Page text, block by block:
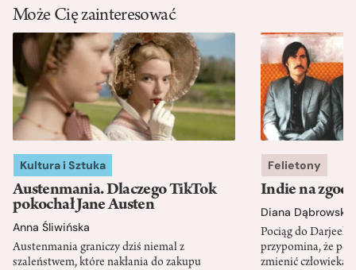
Może Cię zainteresować
Kultura i Sztuka
Austenmania. Dlaczego TikTok
pokochał Jane Austen
Anna Śliwińska
Austenmania graniczy dziś niemal z
szaleństwem, które nakłania do zakupu
Felietony
Indie na
Diana Dąbrowska
Pociąg do
przypomina, że
zmienić człowieka